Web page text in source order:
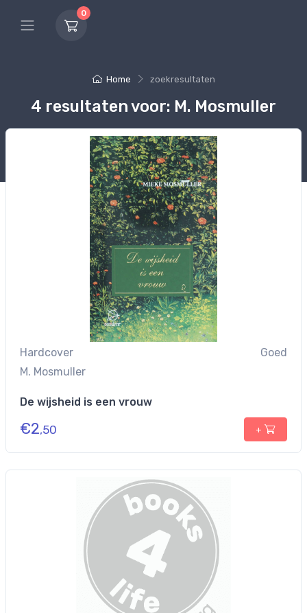
0
Home zoekresultaten
4 resultaten voor: M. Mosmuller
Hardcover
Goed
M. Mosmuller
De wijsheid is een vrouw
€2,50 +